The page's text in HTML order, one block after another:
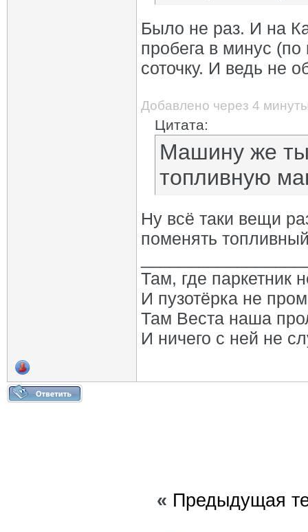
Было не раз. И на
пробега в минус
соточку. И ведь не
Добавлено через 4
Цитата:
Машину же
топливную
Ну всё таки вещи
поменять
Там, где паркетник
И пузотёрка не
Там Веста наша
И ничего с ней не
« Предыдущая